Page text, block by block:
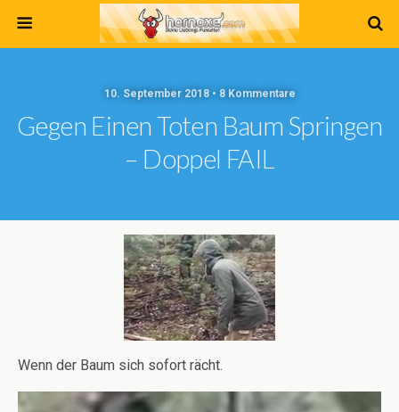
10. September 2018 • 8 Kommentare
Gegen Einen Toten Baum Springen
– Doppel FAIL
Wenn der Baum sich sofort rächt.
Video-